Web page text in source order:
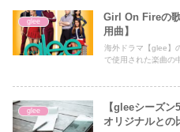
glee
Girl On Fireの
用曲】
海外ドラマ【glee】
で使用された楽曲の
glee
【gleeシーズ
オリジナルとの